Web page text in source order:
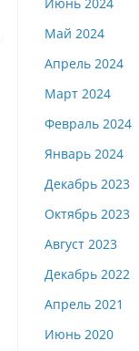
Май 2024
Апрель 2024
Март 2024
Февраль 2024
Январь 2024
Декабрь 2023
Октябрь 2023
Август 2023
Декабрь 2022
Апрель 2021
Июнь 2020